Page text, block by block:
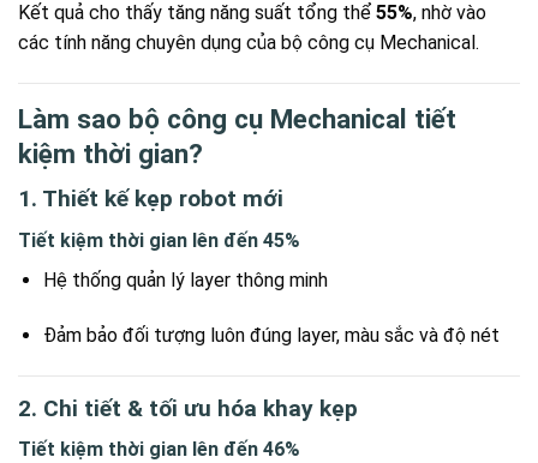
Kết quả cho thấy tăng năng suất tổng thể 55%, nhờ vào
các tính năng chuyên dụng của bộ công cụ Mechanical.
Làm sao bộ công cụ Mechanical tiết
kiệm thời gian?
1. Thiết kế kẹp robot mới
Tiết kiệm thời gian lên đến 45%
Hệ thống quản lý layer thông minh
Đảm bảo đối tượng luôn đúng layer, màu sắc và độ nét
2. Chi tiết & tối ưu hóa khay kẹp
Tiết kiệm thời gian lên đến 46%